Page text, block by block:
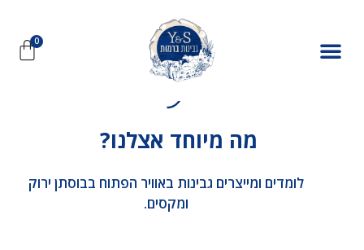
מה מיוחד אצלנו?
לומדים ומייצרים גבינות באוויר הפתוח בבוסתן ירוק
ומקסים.